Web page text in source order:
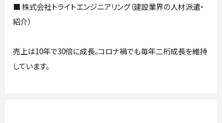
■ 株式会社トライトエンジニアリング（建設業界の人材派遣・
紹介）
売上は10年で30倍に成長。コロナ禍でも毎年二桁成長を維持
しています。